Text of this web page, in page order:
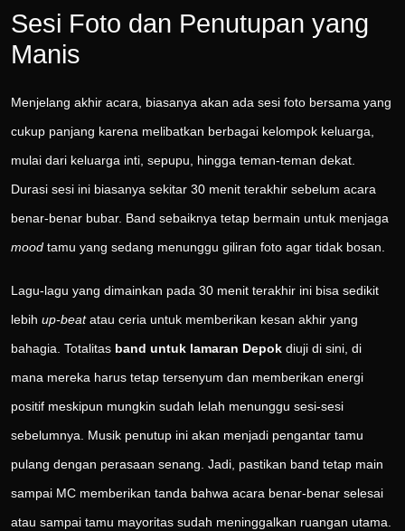
Sesi Foto dan Penutupan yang
Manis
Menjelang akhir acara, biasanya akan ada sesi foto bersama yang
cukup panjang karena melibatkan berbagai kelompok keluarga,
mulai dari keluarga inti, sepupu, hingga teman-teman dekat.
Durasi sesi ini biasanya sekitar 30 menit terakhir sebelum acara
benar-benar bubar. Band sebaiknya tetap bermain untuk menjaga
mood tamu yang sedang menunggu giliran foto agar tidak bosan.
Lagu-lagu yang dimainkan pada 30 menit terakhir ini bisa sedikit
lebih up-beatatau ceria untuk memberikan kesan akhir yang
bahagia. Totalitas band untuk lamaran Depok diuji di sini, di
mana mereka harus tetap tersenyum dan memberikan energi
positif meskipun mungkin sudah lelah menunggu sesi-sesi
sebelumnya. Musik penutup ini akan menjadi pengantar tamu
pulang dengan perasaan senang. Jadi, pastikan band tetap main
sampai MC memberikan tanda bahwa acara benar-benar selesai
atau sampai tamu mayoritas sudah meninggalkan ruangan utama.